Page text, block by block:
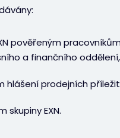
pověřeným
a finančního
hlášení prodejních
skupiny EXN.